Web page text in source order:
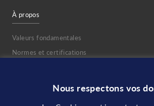
À propos
Valeurs fondamentales
Normes et certifications
Nous respectons vos